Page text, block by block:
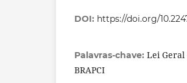
DOI: https://doi.org/
Palavras-chave: Lei Geral
BRAPCI